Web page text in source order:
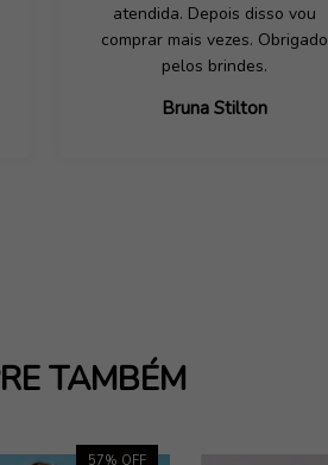
atendida. Depois disso vou
comprar mais vezes. Obrigado
pelos brindes.
Bruna Stilton
TAMBÉM
57% OFF